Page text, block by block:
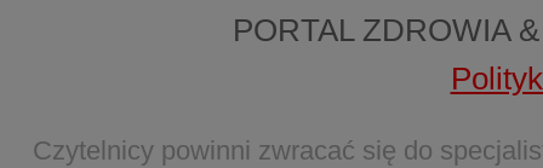
PORTAL ZDROWIA
Czytelnicy powinni zwracać się do